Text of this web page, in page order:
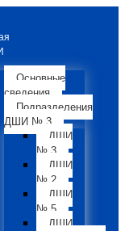
Основные
сведения
Подразделения
ДШИ № 3
ДШИ
№ 3
ДШИ
№ 2
ДШИ
№ 5
ДШИ